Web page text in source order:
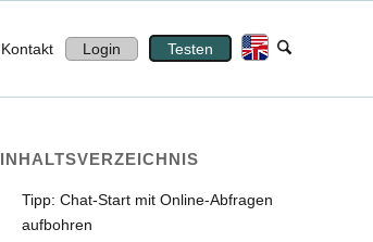
Kontakt Login Testen
INHALTS­VERZEICHNIS
Tipp: Chat-Start mit Online-Abfragen
aufbohren